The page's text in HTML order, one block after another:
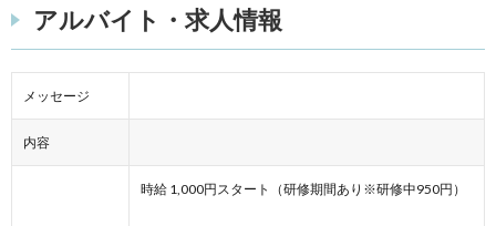
アルバイト・求人情報
メッセージ
内容
時給 1,000円スタート（研修期間あり※研修中950円）